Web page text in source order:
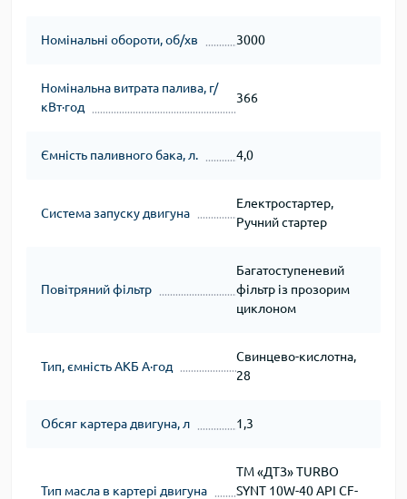
Номінальні обороти, об/хв 3000
Номінальна витрата палива, г/
кВт∙год
366
Ємність паливного бака, л. 4,0
Система запуску двигуна
Електростартер,
Ручний стартер
Повітряний фільтр
Багатоступеневий
фільтр із прозорим
циклоном
Тип, ємність АКБ А∙год
Свинцево-кислотна,
28
Обсяг картера двигуна, л 1,3
Тип масла в картері двигуна
ТМ «ДТЗ» TURBO
SYNT 10W-40 API CF-